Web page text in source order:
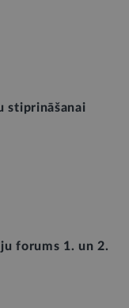
stiprināšanai
forums 1. un 2.